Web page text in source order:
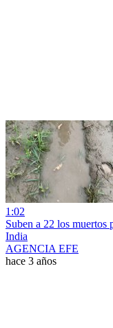
1:02
Suben a 22 los muertos
India
AGENCIA EFE
hace 3 años